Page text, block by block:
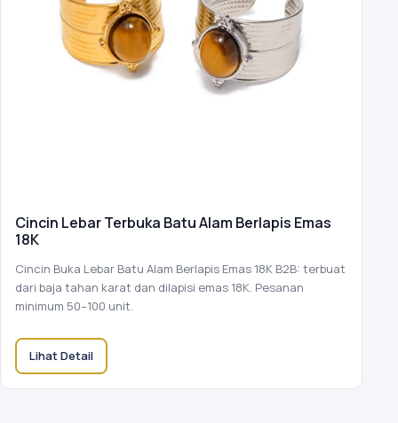
Cincin Lebar Terbuka Batu Alam Berlapis Emas
18K
Cincin Buka Lebar Batu Alam Berlapis Emas 18K B2B: terbuat
dari baja tahan karat dan dilapisi emas 18K. Pesanan
minimum 50–100 unit.
Lihat Detail